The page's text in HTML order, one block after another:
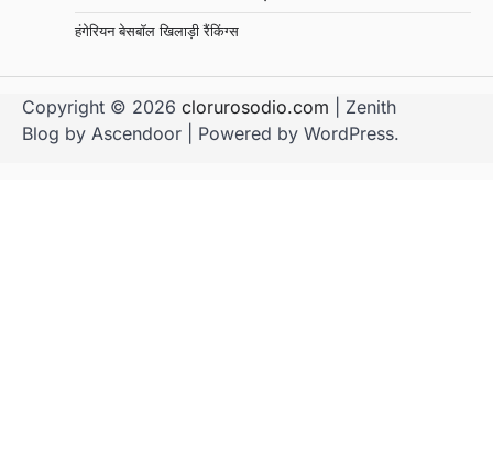
हंगेरियन बेसबॉल खिलाड़ी रैंकिंग्स
Copyright © 2026 clorurosodio.com | Zenith
Blog by Ascendoor | Powered by WordPress.